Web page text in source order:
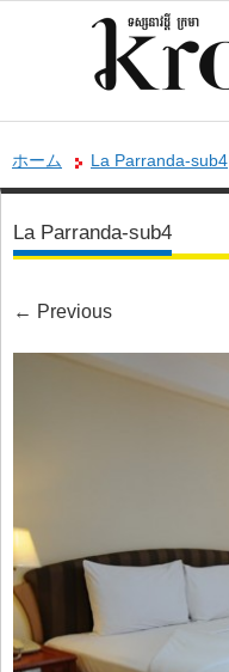
ホーム La Parranda-sub4
La Parranda-sub4
← Previous